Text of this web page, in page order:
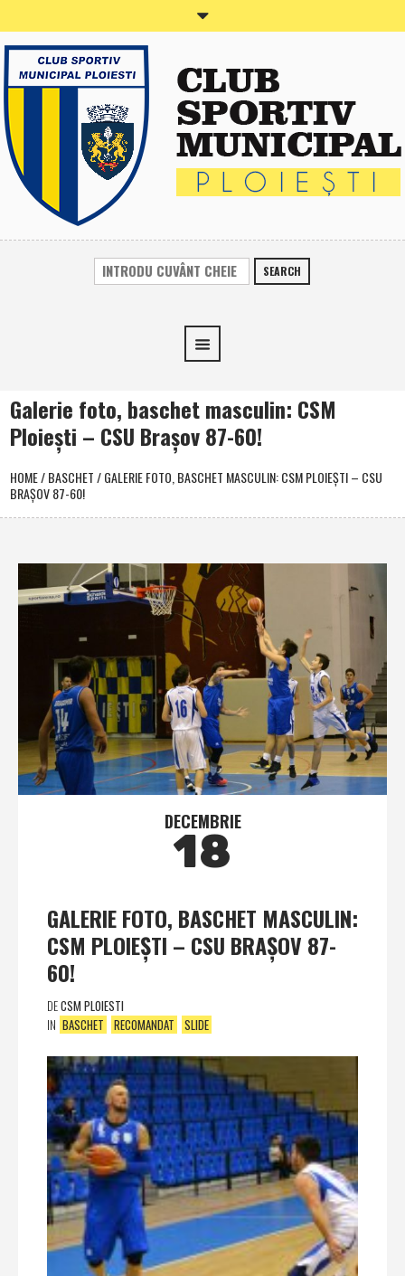
SEARCH
Galerie foto, baschet masculin: CSM
Ploieşti – CSU Braşov 87-60!
HOME/BASCHET/GALERIE FOTO, BASCHET MASCULIN: CSM PLOIEŞTI – CSU
BRAŞOV 87-60!
DECEMBRIE
18
GALERIE FOTO, BASCHET MASCULIN:
CSM PLOIEŞTI – CSU BRAŞOV 87-
60!
DECSM PLOIESTI
IN BASCHET RECOMANDAT SLIDE